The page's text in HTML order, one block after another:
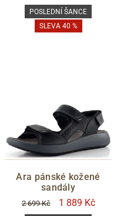
POSLEDNÍ ŠANCE
SLEVA 40 %
Ara pánské kožené
sandály
2 699 Kč 1 889 Kč